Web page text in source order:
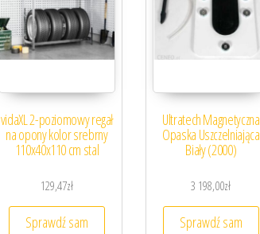
vidaXL 2-poziomowy regał
na opony kolor srebrny
110x40x110 cm stal
129,47zł
Sprawdź sam
Ultratech Magnetyczna
Opaska Uszczelniająca
Biały (2000)
3 198,00zł
Sprawdź sam